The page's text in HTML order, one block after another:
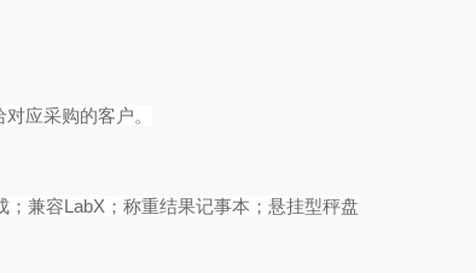
应采购的客户。
兼容LabX；称重结果记事本；悬挂型秤盘